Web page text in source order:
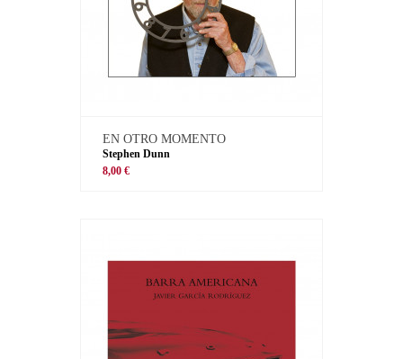
EN OTRO MOMENTO
Stephen Dunn
8,00 €